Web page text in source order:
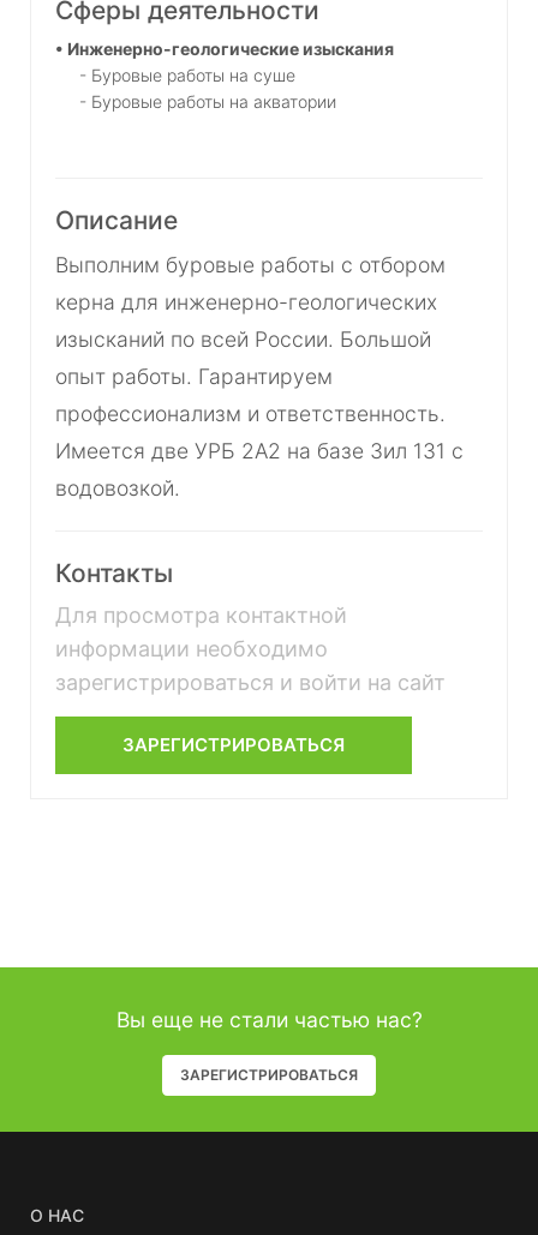
Сферы деятельности
• Инженерно-геологические изыскания
- Буровые работы на суше
- Буровые работы на акватории
Описание
Выполним буровые работы с отбором
керна для инженерно-геологических
изысканий по всей России. Большой
опыт работы. Гарантируем
профессионализм и ответственность.
Имеется две УРБ 2А2 на базе Зил 131 с
водовозкой.
Контакты
Для просмотра контактной
информации необходимо
зарегистрироваться и войти на сайт
ЗАРЕГИСТРИРОВАТЬСЯ
Вы еще не стали частью нас?
ЗАРЕГИСТРИРОВАТЬСЯ
О НАС